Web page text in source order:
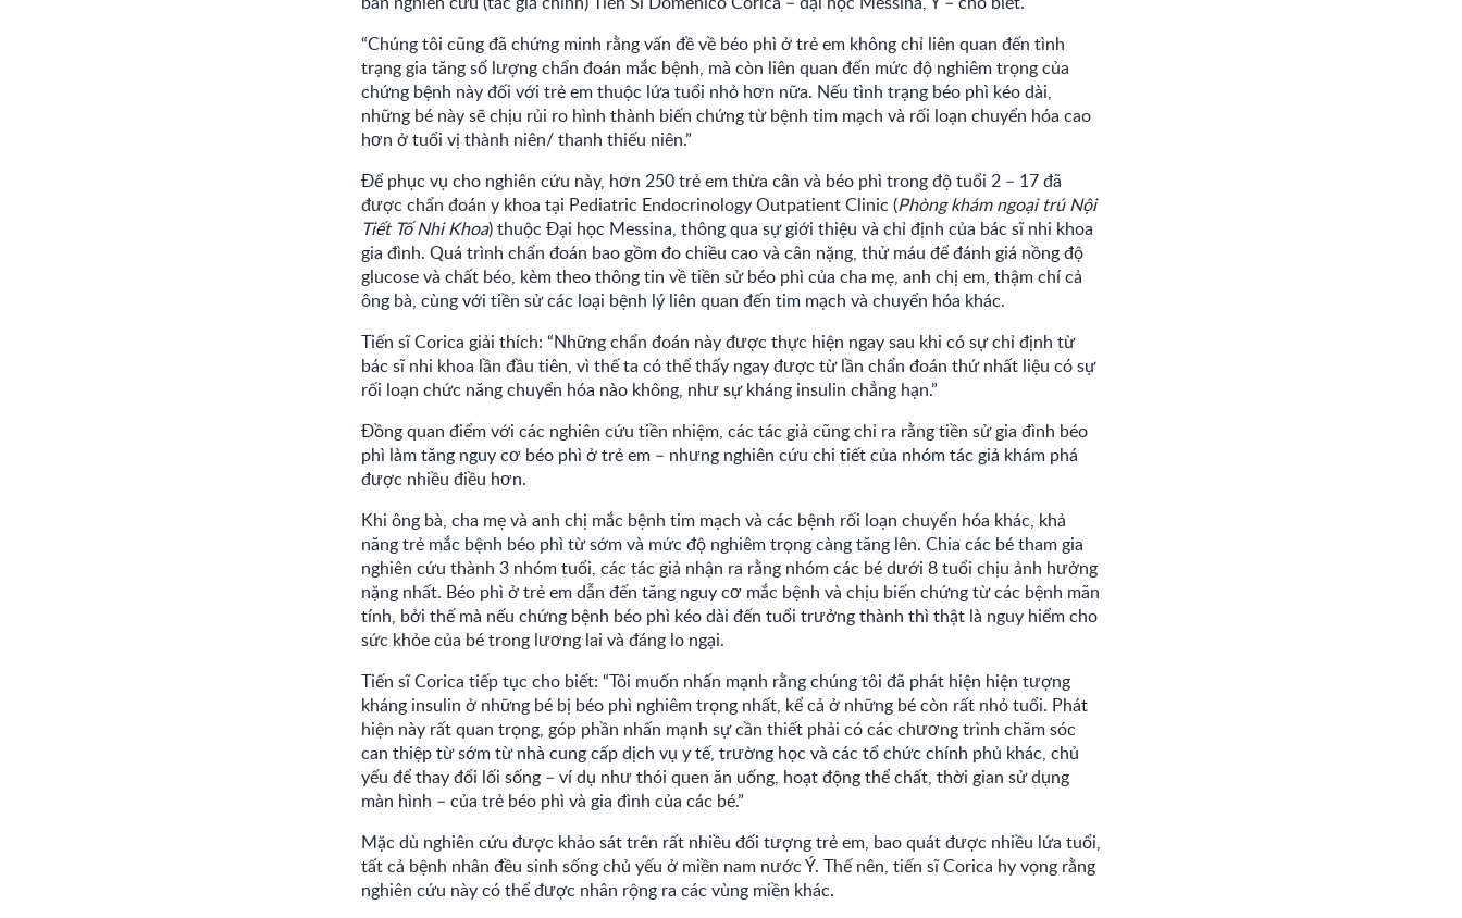
“Chúng tôi cũng đã chứng minh rằng vấn đề về béo phì ở trẻ em không chỉ liên quan đến tình
trạng gia tăng số lượng chẩn đoán mắc bệnh, mà còn liên quan đến mức độ nghiêm trọng của
chứng bệnh này đối với trẻ em thuộc lứa tuổi nhỏ hơn nữa. Nếu tình trạng béo phì kéo dài,
những bé này sẽ chịu rủi ro hình thành biến chứng từ bệnh tim mạch và rối loạn chuyển hóa cao
hơn ở tuổi vị thành niên/ thanh thiếu niên.”
Để phục vụ cho nghiên cứu này, hơn 250 trẻ em thừa cân và béo phì trong độ tuổi 2 – 17 đã
được chẩn đoán y khoa tại Pediatric Endocrinology Outpatient Clinic (Phòng khám ngoại trú Nội
Tiết Tố Nhi Khoa) thuộc Đại học Messina, thông qua sự giới thiệu và chỉ định của bác sĩ nhi khoa
gia đình. Quá trình chẩn đoán bao gồm đo chiều cao và cân nặng, thử máu để đánh giá nồng độ
glucose và chất béo, kèm theo thông tin về tiền sử béo phì của cha mẹ, anh chị em, thậm chí cả
ông bà, cùng với tiền sử các loại bệnh lý liên quan đến tim mạch và chuyển hóa khác.
Tiến sĩ Corica giải thích: “Những chẩn đoán này được thực hiện ngay sau khi có sự chỉ định từ
bác sĩ nhi khoa lần đầu tiên, vì thế ta có thể thấy ngay được từ lần chẩn đoán thứ nhất liệu có sự
rối loạn chức năng chuyển hóa nào không, như sự kháng insulin chẳng hạn.”
Đồng quan điểm với các nghiên cứu tiền nhiệm, các tác giả cũng chỉ ra rằng tiền sử gia đình béo
phì làm tăng nguy cơ béo phì ở trẻ em – nhưng nghiên cứu chi tiết của nhóm tác giả khám phá
được nhiều điều hơn.
Khi ông bà, cha mẹ và anh chị mắc bệnh tim mạch và các bệnh rối loạn chuyển hóa khác, khả
năng trẻ mắc bệnh béo phì từ sớm và mức độ nghiêm trọng càng tăng lên. Chia các bé tham gia
nghiên cứu thành 3 nhóm tuổi, các tác giả nhận ra rằng nhóm các bé dưới 8 tuổi chịu ảnh hưởng
nặng nhất. Béo phì ở trẻ em dẫn đến tăng nguy cơ mắc bệnh và chịu biến chứng từ các bệnh mãn
tính, bởi thế mà nếu chứng bệnh béo phì kéo dài đến tuổi trưởng thành thì thật là nguy hiểm cho
sức khỏe của bé trong lương lai và đáng lo ngại.
Tiến sĩ Corica tiếp tục cho biết: “Tôi muốn nhấn mạnh rằng chúng tôi đã phát hiện hiện tượng
kháng insulin ở những bé bị béo phì nghiêm trọng nhất, kể cả ở những bé còn rất nhỏ tuổi. Phát
hiện này rất quan trọng, góp phần nhấn mạnh sự cần thiết phải có các chương trình chăm sóc
can thiệp từ sớm từ nhà cung cấp dịch vụ y tế, trường học và các tổ chức chính phủ khác, chủ
yếu để thay đổi lối sống – ví dụ như thói quen ăn uống, hoạt động thể chất, thời gian sử dụng
màn hình – của trẻ béo phì và gia đình của các bé.”
Mặc dù nghiên cứu được khảo sát trên rất nhiều đối tượng trẻ em, bao quát được nhiều lứa tuổi,
tất cả bệnh nhân đều sinh sống chủ yếu ở miền nam nước Ý. Thế nên, tiến sĩ Corica hy vọng rằng
nghiên cứu này có thể được nhân rộng ra các vùng miền khác.